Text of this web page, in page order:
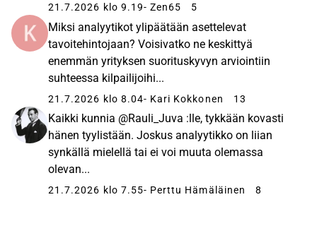
21.7.2026 klo 9.19- Zen65 5
Miksi analyytikot ylipäätään asettelevat
tavoitehintojaan? Voisivatko ne keskittyä
enemmän yrityksen suorituskyvyn arviointiin
suhteessa kilpailijoihi...
21.7.2026 klo 8.04- Kari Kokkonen 13
Kaikki kunnia @Rauli_Juva :lle, tykkään kovasti
hänen tyylistään. Joskus analyytikko on liian
synkällä mielellä tai ei voi muuta olemassa
olevan...
21.7.2026 klo 7.55- Perttu Hämäläinen 8